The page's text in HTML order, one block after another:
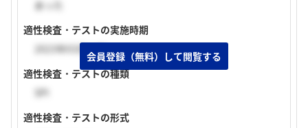
あった
適性検査・テストの実施時期
2023年03月上旬
適性検査・テストの種類
SPI
適性検査・テストの形式
会員登録（無料）して閲覧する